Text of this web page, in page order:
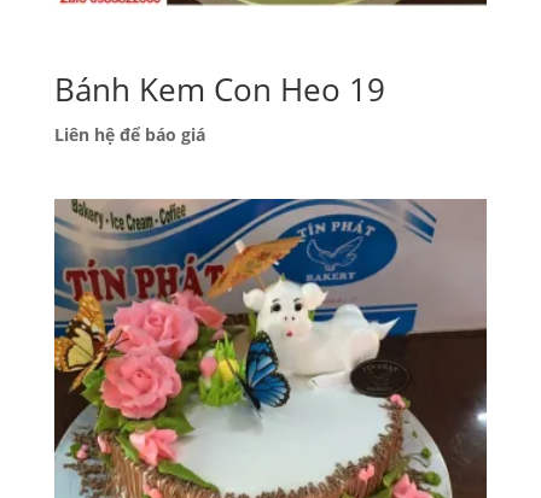
Bánh Kem Con Heo 19
Liên hệ để báo giá